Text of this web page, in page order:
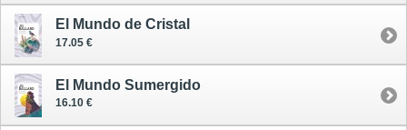
El Mundo de Cristal
17.05 €
El Mundo Sumergido
16.10 €